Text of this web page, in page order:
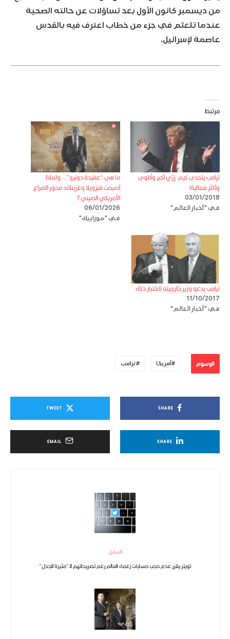
من ديسمبر كانون الأول بعد تساؤلات عن حالته الصحية
عندما تلعثم في جزء من خطاب اعترف فيه بالقدس
عاصمة لإسرائيل.
مرتبط
ترامب يتحدى كيم: زرّي أكبر وأقوى
وأكثر فعالية!
03/01/2018
في "أخبار العالم"
ما هي “عقيدة دونرو”… ولماذا
أصبحت فنزويلا وغرينلاند محور الصراع
الأمريكي الصيني؟
06/01/2026
في "موزاييك"
ترامب يدعو وزير خارجيته لاختبار ذكاء
11/10/2017
في "أخبار العالم"
الوسوم أمريكا ترامب
SHARE
TWEET
SHARE
EMAIL
السابق
تويتر يقرر عدم حجب حسابات زعماء العالم رغم تصريحاتهم الـ”مثيرة للجدل”